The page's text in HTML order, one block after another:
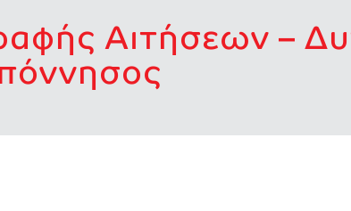
Αιτήσεων –